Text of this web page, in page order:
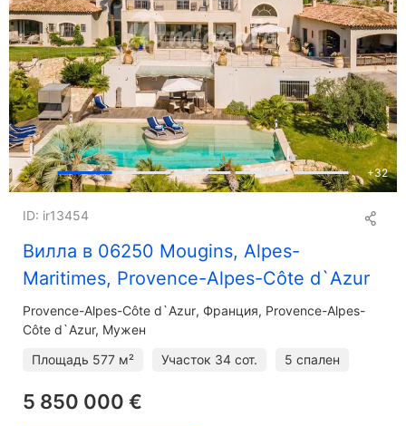
+32
Вилла в 06250 Mougins, Alpes-
Maritimes, Provence-Alpes-Côte d`Azur
ID: ir13454
Provence-Alpes-Côte d`Azur Франция, Provence-Alpes-
Côte d`Azur, Мужен
Площадь 577 м² Участок 34 сот. 5 спален
5 850 000 €